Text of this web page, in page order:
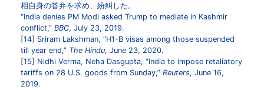
相自身の答弁を求め、紛糾した。
“India denies PM Modi asked Trump to mediate in Kashmir
conflict,” BBC, July 23, 2019.
14
Sriram Lakshman, “H1-B visas among those suspended
till year end,” The Hindu, June 23, 2020.
15
Nidhi Verma, Neha Dasgupta, “India to impose retaliatory
tariffs on 28 U.S. goods from Sunday,” Reuters, June 16,
2019.